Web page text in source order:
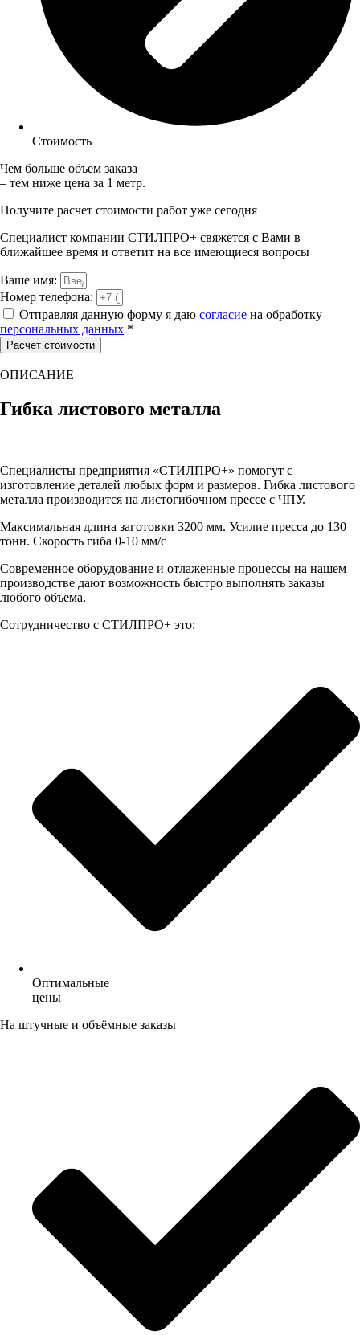
Стоимость
Чем больше объем заказа
– тем ниже цена за 1 метр.
Получите расчет стоимости работ уже сегодня
Специалист компании СТИЛПРО+ свяжется с Вами в
ближайшее время и ответит на все имеющиеся вопросы
Ваше имя:
Номер телефона:
Отправляя данную форму я даю согласие на обработку
персональных данных *
Расчет стоимости
ОПИСАНИЕ
Гибка листового металла
Специалисты предприятия «СТИЛПРО+» помогут с
изготовление деталей любых форм и размеров. Гибка листового
металла производится на листогибочном прессе с ЧПУ.
Максимальная длина заготовки 3200 мм. Усилие пресса до 130
тонн. Скорость гиба 0-10 мм/с
Современное оборудование и отлаженные процессы на нашем
производстве дают возможность быстро выполнять заказы
любого объема.
Сотрудничество с СТИЛПРО+ это:
Оптимальные
цены
На штучные и объёмные заказы